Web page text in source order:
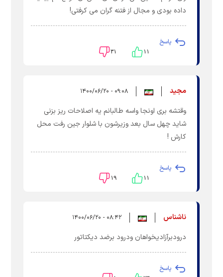
داده بودی و مجال از فتنه گران می کرفتی!
پاسخ
۱۱ ۳۱
مجید ۰۹:۰۸ - ۱۴۰۰/۰۶/۲۰
وقتشه بری اونجا واسه طالبانم یه اصلاحات ریز بزنی
شاید چهل سال بعد وزیرشون با شلوار جین رفت محل
کارش !
پاسخ
۱۱ ۱۹
ناشناس ۰۸:۴۲ - ۱۴۰۰/۰۶/۲۰
درودبرآزادیخواهان ودرود برضد دیکتاتور
پاسخ